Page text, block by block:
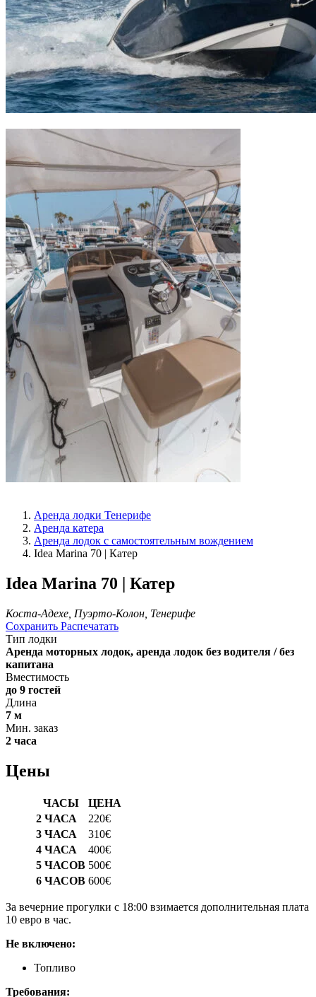
Аренда лодки Тенерифе
Аренда катера
Аренда лодок с самостоятельным вождением
Idea Marina 70 | Катер
Idea Marina 70 | Катер
Коста-Адехе, Пуэрто-Колон, Тенерифе
Сохранить Распечатать
Тип лодки
Аренда моторных лодок, аренда лодок без водителя / без
капитана
Вместимость
до 9 гостей
Длина
7 м
Мин. заказ
2 часа
Цены
ЧАСЫ
ЦЕНА
2 ЧАСА
220€
3 ЧАСА
310€
4 ЧАСА
400€
5 ЧАСОВ 500€
6 ЧАСОВ 600€
За вечерние прогулки с 18:00 взимается дополнительная плата
10 евро в час.
Не включено:
Топливо
Требования: